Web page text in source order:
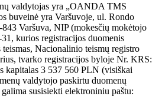
valdytojas yra „OANDA TMS
buveinė yra Varšuvoje, ul. Rondo
Varšuva, NIP (mokesčių mokėtojo
kurios registracijos duomenis
teismas, Nacionalinio teismų registro
tvarko registracijos byloje Nr. KRS:
kapitalas 3 537 560 PLN (visiškai
valdytojo paskirtu duomenų
susisiekti elektroniniu paštu: